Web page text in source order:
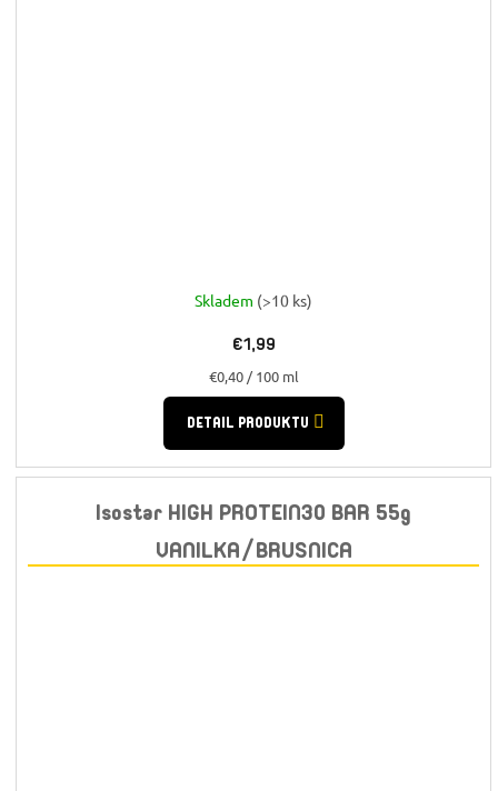
Skladem (>10 ks)
€1,99
Jednotková
cena:
€0,40 / 100 ml
DETAIL PRODUKTU
Isostar HIGH PROTEIN30 BAR 55g
VANILKA/BRUSNICA